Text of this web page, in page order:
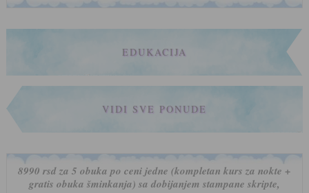
EDUKACIJA
VIDI SVE PONUDE
8990 rsd za 5 obuka po ceni jedne (kompletan kurs za nokte +
gratis obuka šminkanja) sa dobijanjem stampane skripte,